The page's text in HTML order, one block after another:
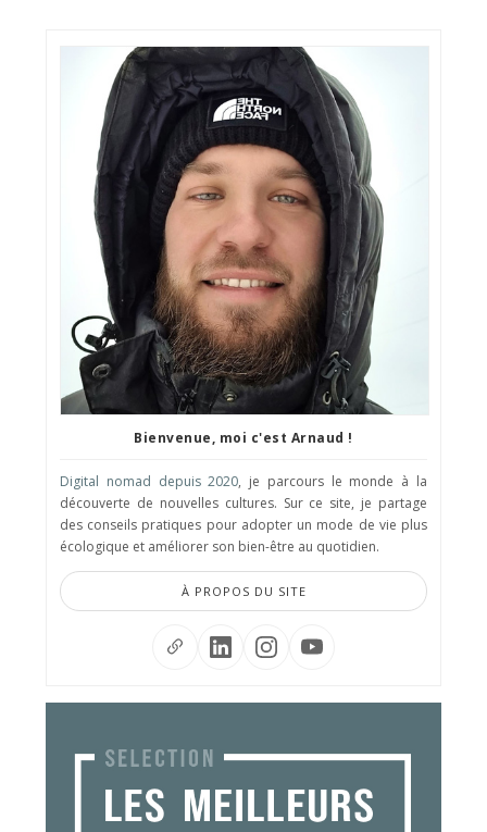
Bienvenue, moi c'est Arnaud !
Digital nomad depuis 2020, je parcours le monde à la
découverte de nouvelles cultures. Sur ce site, je partage
des conseils pratiques pour adopter un mode de vie plus
écologique et améliorer son bien-être au quotidien.
À PROPOS DU SITE